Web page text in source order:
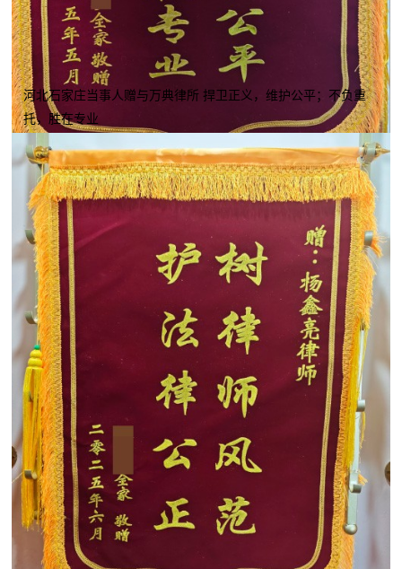
河北石家庄当事人赠与万典律所 捍卫正义，维护公平；不负重
托，胜在专业